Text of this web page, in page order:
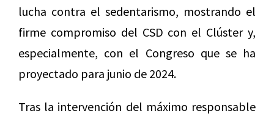
lucha contra el sedentarismo, mostrando el
firme compromiso del CSD con el Clúster y,
especialmente, con el Congreso que se ha
proyectado para junio de 2024.
Tras la intervención del máximo responsable